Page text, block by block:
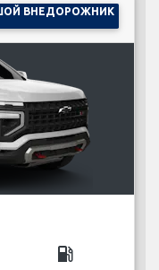
ВНЕДОРОЖНИК
local_gas_station